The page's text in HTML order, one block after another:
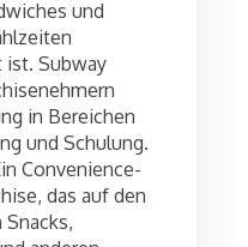
und
ist. Subway
in Bereichen
und Schulung.
Convenience-
das auf den